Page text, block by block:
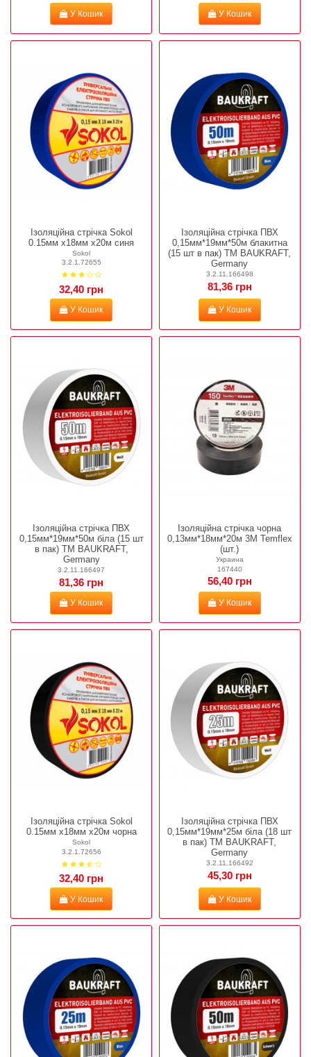
У Кошик У Кошик
Ізоляційна стрічка Sokol
0.15мм х18мм х20м синя
Sokol
3.2.1.72655
32,40 грн
У Кошик
Ізоляційна стрічка ПВХ
0,15мм*19мм*50м блакитна
(15 шт в пак) TM BAUKRAFT,
Germany
3.2.11.166498
81,36 грн
У Кошик
Ізоляційна стрічка ПВХ
0,15мм*19мм*50м біла (15 шт
в пак) TM BAUKRAFT,
Germany
3.2.11.166497
81,36 грн
У Кошик
Ізоляційна стрічка чорна
0,13мм*18мм*20м 3М Temflex
(шт.)
Украина
167440
56,40 грн
У Кошик
Ізоляційна стрічка Sokol
0.15мм х18мм х20м чорна
Sokol
3.2.1.72656
32,40 грн
У Кошик
Ізоляційна стрічка ПВХ
0,15мм*19мм*25м біла (18 шт
в пак) TM BAUKRAFT,
Germany
3.2.11.166492
45,30 грн
У Кошик